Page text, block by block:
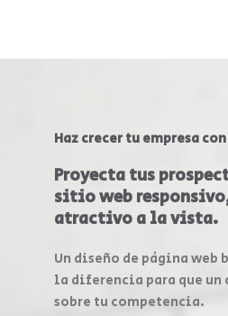
Haz crecer tu empresa
Proyecta tus
sitio web
atractivo a la vista.
Un diseño de página web
la diferencia para que
sobre tu competencia.